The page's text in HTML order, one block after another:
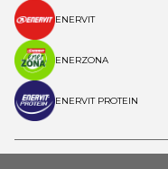
ENERVIT
ENERZONA
ENERVIT PROTEIN